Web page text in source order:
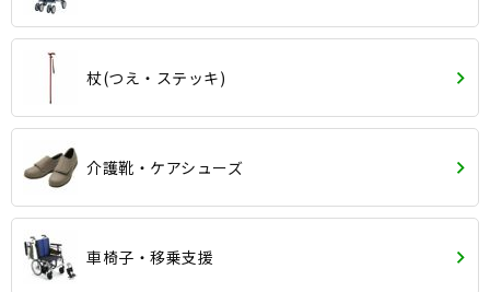
杖(つえ・ステッキ)
介護靴・ケアシューズ
車椅子・移乗支援